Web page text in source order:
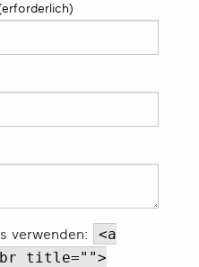
verwenden:
<a
title="">